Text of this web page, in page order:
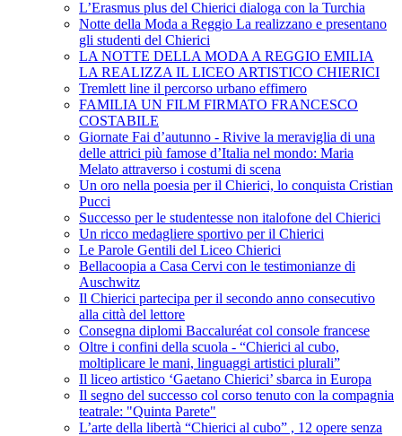
L’Erasmus plus del Chierici dialoga con la Turchia
Notte della Moda a Reggio La realizzano e presentano
gli studenti del Chierici
LA NOTTE DELLA MODA A REGGIO EMILIA
LA REALIZZA IL LICEO ARTISTICO CHIERICI
Tremlett line il percorso urbano effimero
FAMILIA UN FILM FIRMATO FRANCESCO
COSTABILE
Giornate Fai d’autunno - Rivive la meraviglia di una
delle attrici più famose d’Italia nel mondo: Maria
Melato attraverso i costumi di scena
Un oro nella poesia per il Chierici, lo conquista Cristian
Pucci
Successo per le studentesse non italofone del Chierici
Un ricco medagliere sportivo per il Chierici
Le Parole Gentili del Liceo Chierici
Bellacoopia a Casa Cervi con le testimonianze di
Auschwitz
Il Chierici partecipa per il secondo anno consecutivo
alla città del lettore
Consegna diplomi Baccaluréat col console francese
Oltre i confini della scuola - “Chierici al cubo,
moltiplicare le mani, linguaggi artistici plurali”
Il liceo artistico ‘Gaetano Chierici’ sbarca in Europa
Il segno del successo col corso tenuto con la compagnia
teatrale: "Quinta Parete"
L’arte della libertà “Chierici al cubo” , 12 opere senza